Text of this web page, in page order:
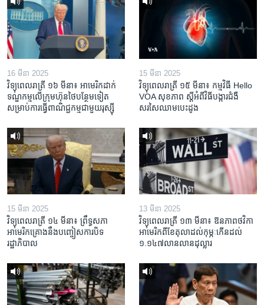
16 មីនា 2025
វិទ្យុពេលរាត្រី ១៦ មីនា៖ អាមេរិក​ដាក់​
ទណ្ឌកម្ម​លើ​ក្រុមហ៊ុន​ថៃ​បន្ថែម​ទៀត​
សម្រាប់​ការ​ធ្វើ​ពាណិជ្ជកម្ម​ជាមួយ​រុស្ស៊ី
15 មីនា 2025
វិទ្យុពេលរាត្រី ១៥ មីនា៖ កម្មវិធី ​Hello
VOA សុខភាព ស្ដី​អំពី​វិធី​បង្ការ​ជំងឺ​
សរសៃ​ឈាម​បេះដូង
15 មីនា 2025
វិទ្យុពេលរាត្រី ១៤ មីនា៖ ព្រឹទ្ធសភា
អាមេរិកគ្រោងនឹងបញ្ចៀសការបិទ
រដ្ឋាភិបាល
13 មីនា 2025
វិទ្យុពេលរាត្រី ១៣ មីនា៖ ឱនភាព​ថវិកា​
អាមេរិក​ពី​ខែ​តុលា​ដល់​កុម្ភៈ​កើន​ដល់​
១.១៤៧​លានលាន​ដុល្លារ